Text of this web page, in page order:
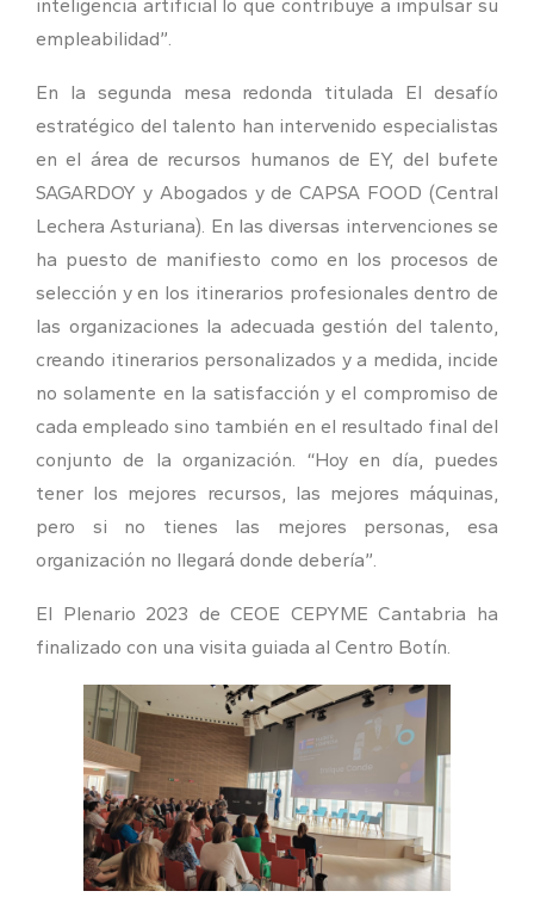
inteligencia artificial lo que contribuye a impulsar su
empleabilidad”.
En la segunda mesa redonda titulada El desafío
estratégico del talento han intervenido especialistas
en el área de recursos humanos de EY, del bufete
SAGARDOY y Abogados y de CAPSA FOOD (Central
Lechera Asturiana). En las diversas intervenciones se
ha puesto de manifiesto como en los procesos de
selección y en los itinerarios profesionales dentro de
las organizaciones la adecuada gestión del talento,
creando itinerarios personalizados y a medida, incide
no solamente en la satisfacción y el compromiso de
cada empleado sino también en el resultado final del
conjunto de la organización. “Hoy en día, puedes
tener los mejores recursos, las mejores máquinas,
pero si no tienes las mejores personas, esa
organización no llegará donde debería”.
El Plenario 2023 de CEOE CEPYME Cantabria ha
finalizado con una visita guiada al Centro Botín.